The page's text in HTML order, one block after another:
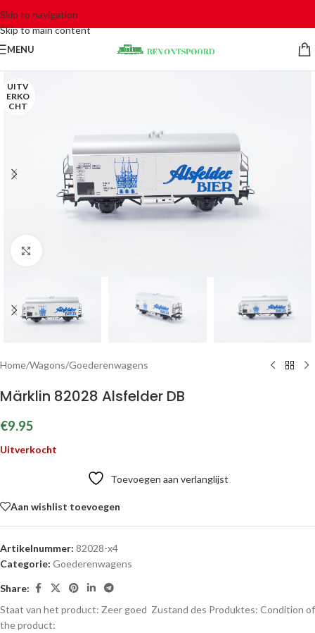
Skip to navigation
Skip to main content
MENU
UITV
ERKO
CHT
Home/Wagons/Goederenwagens
Märklin 82028 Alsfelder DB
€9.95
Uitverkocht
Toevoegen aan verlanglijst
Aan wishlist toevoegen
Artikelnummer: 82028-x4
Categorie: Goederenwagens
Share:
Staat van het product: Zeer goed Zustand des Produktes: Condition of
the product: